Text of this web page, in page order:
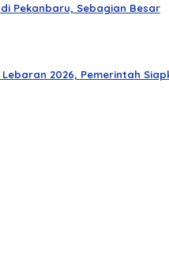
Pekanbaru, Sebagian Besar
2026, Pemerintah